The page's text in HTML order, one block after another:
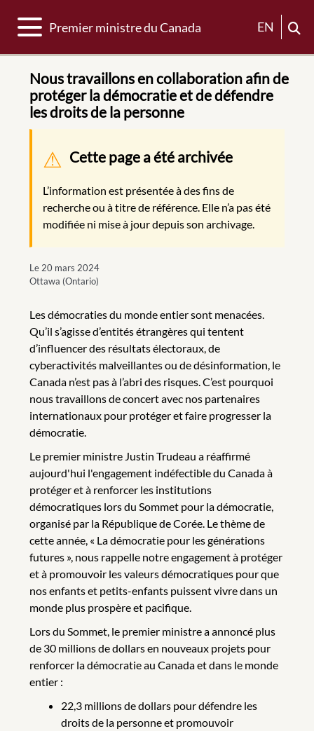
Basculer la navigation
Premier ministre du Canada EN
Nous travaillons en collaboration afin de
protéger la démocratie et de défendre
les droits de la personne
Message d'avertissement
Cette page a été archivée
L’information est présentée à des fins de
recherche ou à titre de référence. Elle n’a pas été
modifiée ni mise à jour depuis son archivage.
Le 20 mars 2024
Ottawa (Ontario)
Les démocraties du monde entier sont menacées.
Qu’il s’agisse d’entités étrangères qui tentent
d’influencer des résultats électoraux, de
cyberactivités malveillantes ou de désinformation, le
Canada n’est pas à l’abri des risques. C’est pourquoi
nous travaillons de concert avec nos partenaires
internationaux pour protéger et faire progresser la
démocratie.
Le premier ministre Justin Trudeau a réaffirmé
aujourd'hui l'engagement indéfectible du Canada à
protéger et à renforcer les institutions
démocratiques lors du Sommet pour la démocratie,
organisé par la République de Corée. Le thème de
cette année, « La démocratie pour les générations
futures », nous rappelle notre engagement à protéger
et à promouvoir les valeurs démocratiques pour que
nos enfants et petits-enfants puissent vivre dans un
monde plus prospère et pacifique.
Lors du Sommet, le premier ministre a annoncé plus
de 30 millions de dollars en nouveaux projets pour
renforcer la démocratie au Canada et dans le monde
entier :
22,3 millions de dollars pour défendre les
droits de la personne et promouvoir